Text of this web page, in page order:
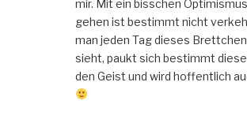
mir. Mit ein bisschen
gehen ist bestimmt nicht
man jeden Tag dieses
sieht, paukt sich bestimmt
den Geist und wird hoffentlich